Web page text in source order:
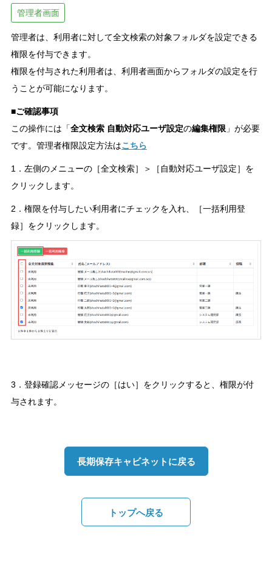
管理者画面
管理者は、利用者に対して全文検索の対象フォルダを設定できる
権限を付与できます。
権限を付与された利用者は、利用者画面からフォルダの設定を行
うことが可能になります。
■ご確認事項
この操作には「全文検索 自動対応ユーザ設定の編集権限 」が必要
です。管理者権限設定方法はこちら
1．左側のメニューの［全文検索］＞［自動対応ユーザ設定］を
クリックします。
2．権限を付与したい利用者にチェックを入れ、［一括利用登
録］をクリックします。
3．登録確認メッセージの［はい］をクリックすると、権限が付
与されます。
長期保存キャビネットに戻る
トップへ戻る